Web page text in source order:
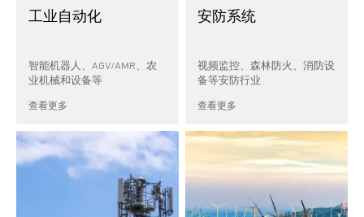
工业自动化
智能机器人、AGV/AMR、农
业机械和设备等
查看更多
安防系统
视频监控、森林防火、消防设
备等安防行业
查看更多